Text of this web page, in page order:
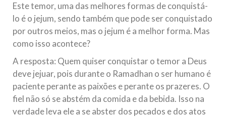
Este temor, uma das melhores formas de conquistá-
lo é o jejum, sendo também que pode ser conquistado
por outros meios, mas o jejum é a melhor forma. Mas
como isso acontece?
A resposta: Quem quiser conquistar o temor a Deus
deve jejuar, pois durante o Ramadhan o ser humano é
paciente perante as paixões e perante os prazeres. O
fiel não só se abstém da comida e da bebida. Isso na
verdade leva ele a se abster dos pecados e dos atos